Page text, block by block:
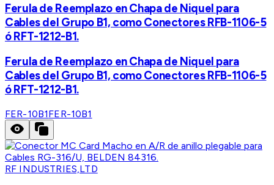
Ferula de Reemplazo en Chapa de Niquel para
Cables del Grupo B1, como Conectores RFB-1106-5
ó RFT-1212-B1.
Ferula de Reemplazo en Chapa de Niquel para
Cables del Grupo B1, como Conectores RFB-1106-5
ó RFT-1212-B1.
FER-10B1FER-10B1
RF INDUSTRIES,LTD